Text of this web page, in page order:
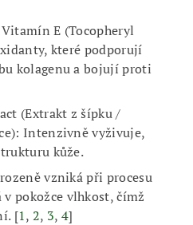
E (Tocopheryl
které podporují
kolagenu a bojují proti
(Extrakt z šípku /
: Intenzivně vyživuje,
kůže.
vzniká při procesu
pokožce vlhkost, čímž
[1, 2, 3, 4]